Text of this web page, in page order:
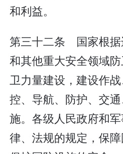
和利益。
第三十二条 国家根据
和其他重大安全领域
卫力量建设，建设作
控、导航、防护、交
施。各级人民政府和
律、法规的规定，保